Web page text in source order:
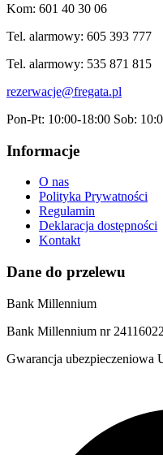
Kom: 601 40 30 06
Tel. alarmowy: 605 393 777
Tel. alarmowy: 535 871 815
rezerwacje@fregata.pl
Pon-Pt: 10:00-18:00 Sob:
Informacje
O nas
Polityka Prywatności
Regulamin
Deklaracja dostępności
Kontakt
Dane do przelewu
Bank Millennium
Bank Millennium nr
Gwarancja ubezpieczeniowa